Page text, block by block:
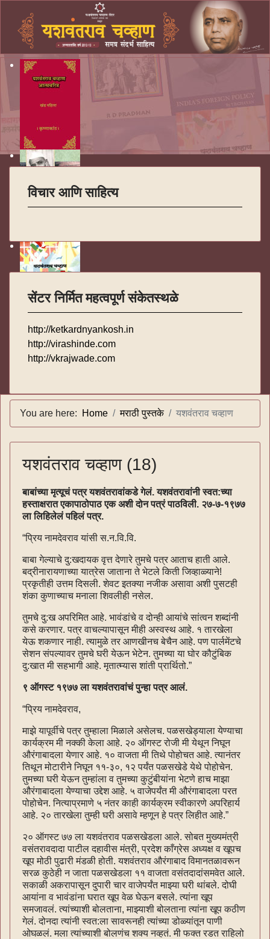
विचार आणि साहित्य
सेंटर निर्मित महत्वपूर्ण संकेतस्थळे
http://ketkardnyankosh.in
http://virashinde.com
http://vkrajwade.com
You are here: Home मराठी पुस्तके यशवंतराव चव्हाण
यशवंतराव चव्हाण (18)
बाबांच्या मृत्यूचं पत्र यशवंतरावांकडे गेलं. यशवंतरावांनी स्वत:च्या
हस्ताक्षरात एकापाठोपाठ एक अशी दोन पत्रं पाठविली. २७-७-१९७७
ला लिहिलेलं पहिलं पत्र.
“प्रिय नामदेवराव यांसी स.न.वि.वि.
बाबा गेल्याचे दु:खदायक वृत्त देणारे तुमचे पत्र आताच हाती आले.
बद्रीनारायणाच्या यात्रेस जाताना ते भेटले किती जिव्हाळ्याने!
प्रकृतीही उत्तम दिसली. शेवट इतक्या नजीक असावा अशी पुसटही
शंका कुणाच्याच मनाला शिवलीही नसेल.
तुमचे दु:ख अपरिमित आहे. भावंडांचे व दोन्ही आयांचे सांत्वन शब्दांनी
कसे करणार. पत्र वाचल्यापासून मीही अस्वस्थ आहे. १ तारखेला
येऊ शकणार नाही. त्यामुळे तर आणखीनच बेचैन आहे. पण पार्लमेंटचे
सेशन संपल्यावर तुमचे घरी येऊन भेटेन. तुमच्या या घोर कौटुंबिक
दु:खात मी सहभागी आहे. मृतात्म्यास शांती प्रार्थितो.”
९ ऑगस्ट १९७७ ला यशवंतरावांचं पुन्हा पत्र आलं.
“प्रिय नामदेवराव,
माझे यापूर्वीचे पत्र तुम्हाला मिळाले असेलच. पळसखेड्याला येण्याचा
कार्यक्रम मी नक्की केला आहे. २० ऑगस्ट रोजी मी येथून निघून
औरंगाबादला येणार आहे. १० वाजता मी तिथे पोहोचत आहे. त्यानंतर
तिथून मोटारीने निघून ११-३०, १२ पर्यंत पळसखेडे येथे पोहोचेन.
तुमच्या घरी येऊन तुम्हांला व तुमच्या कुटुंबीयांना भेटणे हाच माझा
औरंगाबादला येण्याचा उद्देश आहे. ५ वाजेपर्यंत मी औरंगाबादला परत
पोहोचेन. नित्याप्रमाणे ५ नंतर काही कार्यक्रम स्वीकारणे अपरिहार्य
आहे. २० तारखेला तुम्ही घरी असावे म्हणून हे पत्र लिहीत आहे.”
२० ऑगस्ट ७७ ला यशवंतराव पळसखेडला आले. सोबत मुख्यमंत्री
वसंतरावदादा पाटील दहावीस मंत्री, प्रदेश काँग्रेस अध्यक्ष व खूपच
खूप मोठी पुढारी मंडळी होती. यशवंतराव औरंगाबाद विमानतळावरून
सरळ कुठेही न जाता पळसखेडला ११ वाजता वसंतदादांसमवेत आले.
सकाळी अकरापासून दुपारी चार वाजेपर्यंत माझ्या घरी थांबले. दोघी
आयांना व भावंडांना घरात खूप वेळ घेऊन बसले. त्यांना खूप
समजावलं. त्यांच्याशी बोलताना, माझ्याशी बोलताना त्यांना खूप कठीण
गेलं. दोनदा त्यांनी स्वत:ला सावरूनही त्यांच्या डोळ्यांतून पाणी
ओघळलं. मला त्यांच्याशी बोलणंच शक्य नव्हतं. मी फक्त रडत राहिलो